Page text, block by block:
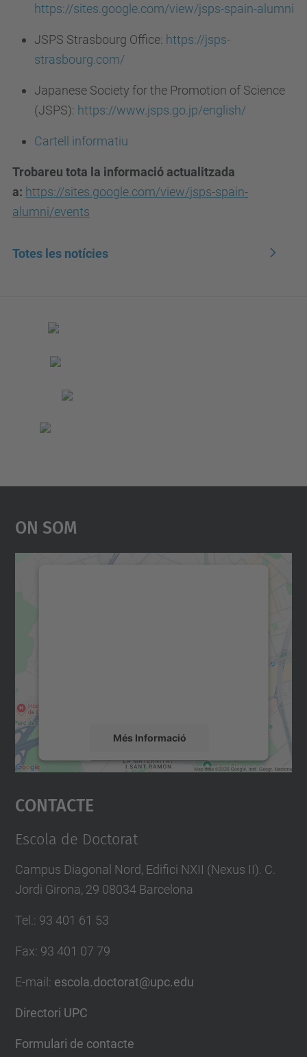
https://sites.google.com/view/jsps-spain-alumni
JSPS Strasbourg Office: https://jsps-
strasbourg.com/
Japanese Society for the Promotion of Science
(JSPS): https://www.jsps.go.jp/english/
Cartell informatiu
Trobareu tota la informació actualitzada
a: https://sites.google.com/view/jsps-spain-
alumni/events
Totes les notícies
On Som
Més Informació
Accepta
powered by
Contacte
Escola de Doctorat
Campus Diagonal Nord, Edifici NXII (Nexus II). C.
Jordi Girona, 29 08034 Barcelona
Tel. : 93 401 61 53
Fax: 93 401 07 79
E-mail: escola.doctorat@upc.edu
Directori UPC
Formulari de contacte